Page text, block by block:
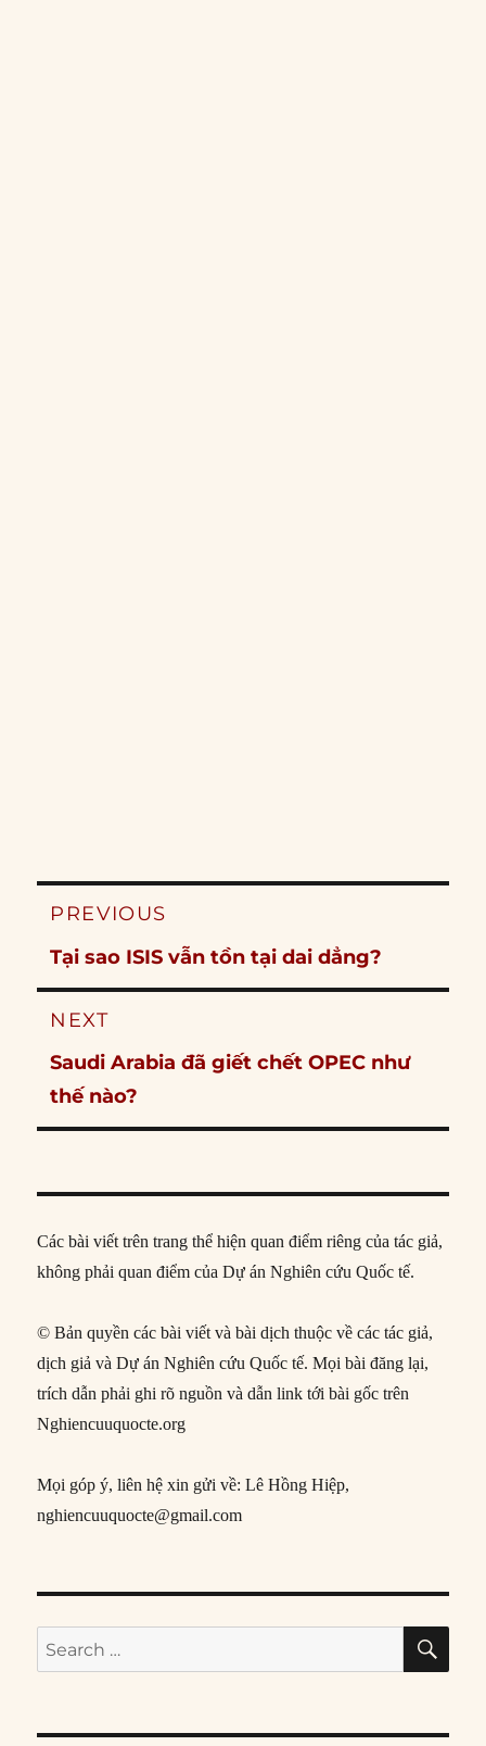
Post
PREVIOUS
Previous
post:
Tại sao ISIS vẫn tồn tại dai dẳng?
NEXT
Next
post:
Saudi Arabia đã giết chết OPEC như
thế nào?
Các bài viết trên trang thể hiện quan điểm riêng của tác giả,
không phải quan điểm của Dự án Nghiên cứu Quốc tế.
© Bản quyền các bài viết và bài dịch thuộc về các tác giả,
dịch giả và Dự án Nghiên cứu Quốc tế. Mọi bài đăng lại,
trích dẫn phải ghi rõ nguồn và dẫn link tới bài gốc trên
Nghiencuuquocte.org
Mọi góp ý, liên hệ xin gửi về: Lê Hồng Hiệp,
nghiencuuquocte@gmail.com
Search
for: